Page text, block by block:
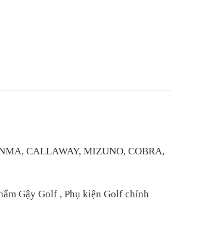
CALLAWAY, MIZUNO, COBRA,
Gậy Golf , Phụ kiện Golf chính